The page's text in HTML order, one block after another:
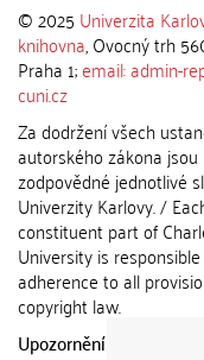
© 2025 Univerzita
knihovna, Ovocný trh
Praha 1;email: admin-
cuni.cz
Za dodržení všech
autorského zákona jsou
zodpovědné jednotlivé
Univerzity Karlovy. /
constituent part of
University is
adherence to all
copyright law.
Upozornění / Notice: